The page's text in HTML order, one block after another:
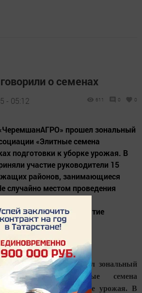
о семенах
- 05:12 611 0 0
прошел зональный
«Элитные семена
подготовки к уборке урожая. В
участие руководители 15
районов, занимающиеся
случайно местом проведения
избрано общество
сельхозпредприятие
хозяйств в районе,
прошел зональный
ассоциации «Элитные семена
подготовки к уборке урожая. В